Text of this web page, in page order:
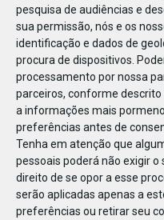
pesquisa de audiências e
sua permissão, nós e os
identificação e dados de
procura de dispositivos.
processamento por nossa
parceiros, conforme
a informações mais
preferências antes de
Tenha em atenção que
pessoais poderá não exigir
direito de se opor a esse
serão aplicadas apenas a
preferências ou retirar seu